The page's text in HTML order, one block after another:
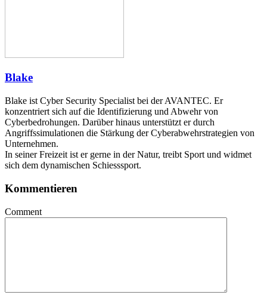
Blake
Blake ist Cyber Security Specialist bei der AVANTEC. Er
konzentriert sich auf die Identifizierung und Abwehr von
Cyberbedrohungen. Darüber hinaus unterstützt er durch
Angriffssimulationen die Stärkung der Cyberabwehrstrategien von
Unternehmen.
In seiner Freizeit ist er gerne in der Natur, treibt Sport und widmet
sich dem dynamischen Schiesssport.
Kommentieren
Comment